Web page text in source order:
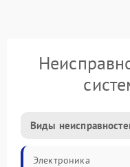
Виды
Электроника